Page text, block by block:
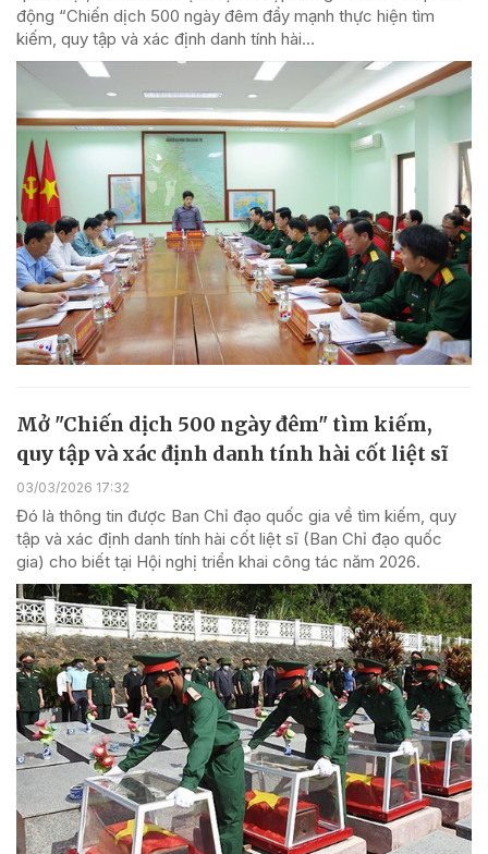
động “Chiến dịch 500 ngày đêm đẩy mạnh thực hiện tìm
kiếm, quy tập và xác định danh tính hài...
Mở "Chiến dịch 500 ngày đêm" tìm kiếm,
quy tập và xác định danh tính hài cốt liệt sĩ
03/03/2026 17:32
Đó là thông tin được Ban Chỉ đạo quốc gia về tìm kiếm, quy
tập và xác định danh tính hài cốt liệt sĩ (Ban Chỉ đạo quốc
gia) cho biết tại Hội nghị triển khai công tác năm 2026.